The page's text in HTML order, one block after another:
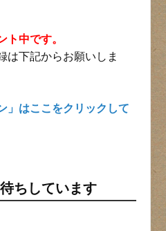
ト中です。
は下記からお願いしま
」はここをクリックして
ちしています